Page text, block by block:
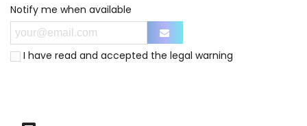
Notify me when available
I have read and accepted the legal warning